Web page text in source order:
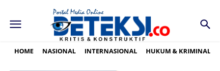
HOME NASIONAL INTERNASIONAL HUKUM & KRIMINAL